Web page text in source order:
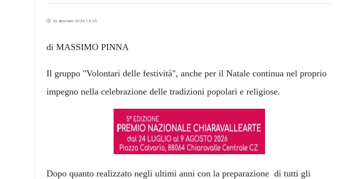
20 dicembre 2024 14:25
di MASSIMO PINNA
Il gruppo "Volontari delle festività", anche per il Natale continua nel proprio
impegno nella celebrazione delle tradizioni popolari e religiose.
Dopo quanto realizzato negli ultimi anni con la preparazione di tutti gli